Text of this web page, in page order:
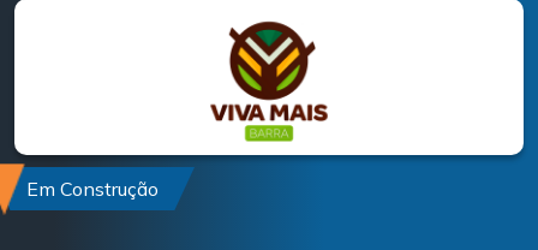
Em Construção